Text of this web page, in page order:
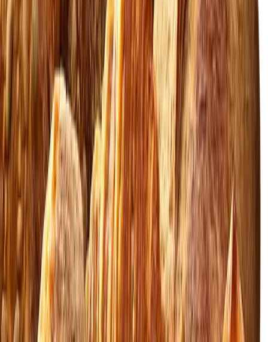
Reinh. van Hauen - Nordre
Frihavnsgade
Enestående brød, kager & smag
Share